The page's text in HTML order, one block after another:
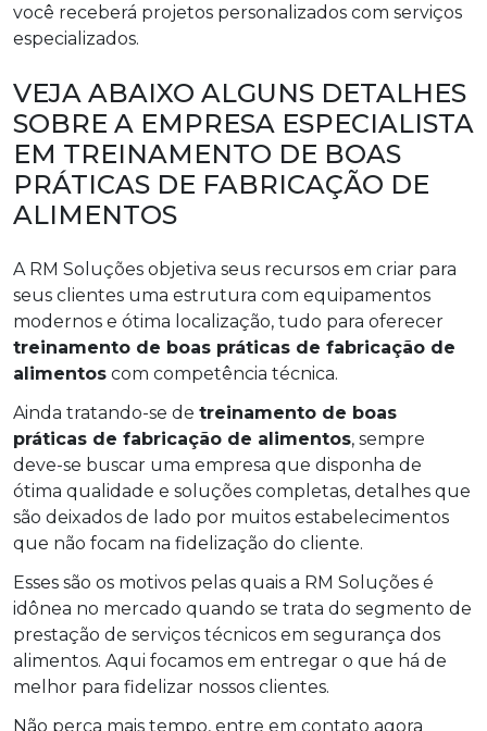
você receberá projetos personalizados com serviços
especializados.
VEJA ABAIXO ALGUNS DETALHES
SOBRE A EMPRESA ESPECIALISTA
EM TREINAMENTO DE BOAS
PRÁTICAS DE FABRICAÇÃO DE
ALIMENTOS
A RM Soluções objetiva seus recursos em criar para
seus clientes uma estrutura com equipamentos
modernos e ótima localização, tudo para oferecer
treinamento de boas práticas de fabricação de
alimentos com competência técnica.
Ainda tratando-se de treinamento de boas
práticas de fabricação de alimentos, sempre
deve-se buscar uma empresa que disponha de
ótima qualidade e soluções completas, detalhes que
são deixados de lado por muitos estabelecimentos
que não focam na fidelização do cliente.
Esses são os motivos pelas quais a RM Soluções é
idônea no mercado quando se trata do segmento de
prestação de serviços técnicos em segurança dos
alimentos. Aqui focamos em entregar o que há de
melhor para fidelizar nossos clientes.
Não perca mais tempo, entre em contato agora